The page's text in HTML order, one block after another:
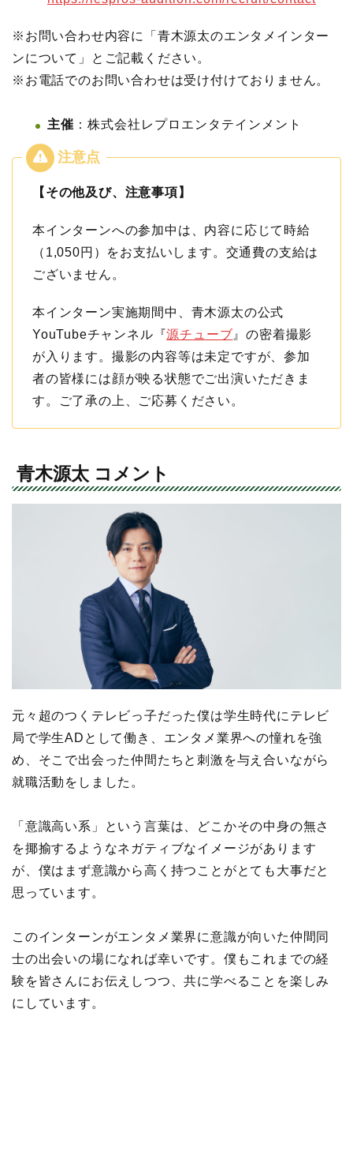
※お問い合わせ内容に「青木源太のエンタメインター
ンについて」とご記載ください。
※お電話でのお問い合わせは受け付けておりません。
主催 ：株式会社レプロエンタテインメント
【その他及び、注意事項】
本インターンへの参加中は、内容に応じて時給
（1,050円）をお支払いします。交通費の支給は
ございません。
本インターン実施期間中、青木源太の公式
YouTubeチャンネル『源チューブ 』の密着撮影
が入ります。撮影の内容等は未定ですが、参加
者の皆様には顔が映る状態でご出演いただきま
す。ご了承の上、ご応募ください。
青木源太 コメント
元々超のつくテレビっ子だった僕は学生時代にテレビ
局で学生ADとして働き、エンタメ業界への憧れを強
め、そこで出会った仲間たちと刺激を与え合いながら
就職活動をしました。
「意識高い系」という言葉は、どこかその中身の無さ
を揶揄するようなネガティブなイメージがあります
が、僕はまず意識から高く持つことがとても大事だと
思っています。
このインターンがエンタメ業界に意識が向いた仲間同
士の出会いの場になれば幸いです。僕もこれまでの経
験を皆さんにお伝えしつつ、共に学べることを楽しみ
にしています。